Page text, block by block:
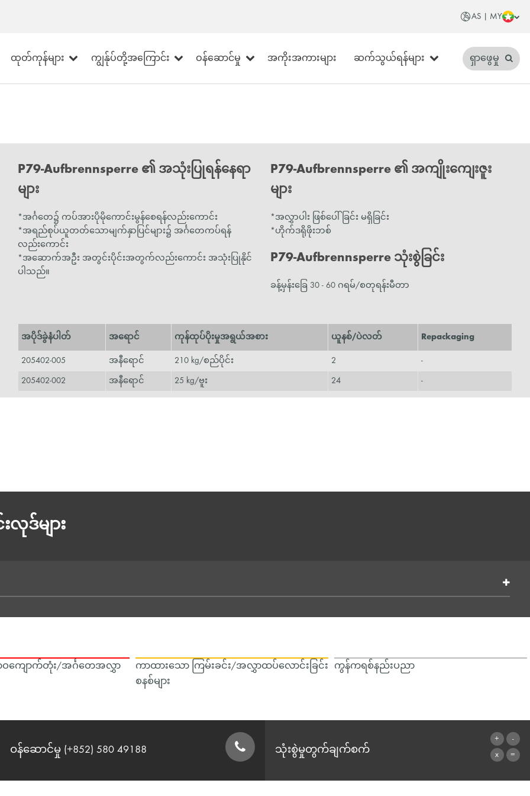
AS | MY
ထုတ်ကုန်များ ကျွန်ုပ်တို့အကြောင်း ဝန်ဆောင်မှု အကိုးအကားများ ဆက်သွယ်ရန်များ ရှာဖွေမှု
P79-Aufbrennsperre ၏ အသုံးပြုရန်နေရာ
များ
*အင်္ဂတေ၌ ကပ်အားပိုမိုကောင်းမွန်စေရန်လည်းကောင်း
*အရည်စုပ်ယူတတ်သောမျက်နှာပြင်များ၌ အင်္ဂတေကပ်ရန်
လည်းကောင်း
*အဆောက်အဦး အတွင်းပိုင်းအတွက်လည်းကောင်း အသုံးပြုနိုင်
ပါသည်။
P79-Aufbrennsperre ၏ အကျိုးကျေးဇူး
များ
*အလွှာပါး ဖြစ်ပေါ်ခြင်း မရှိခြင်း
*ဟိုက်ဒရိုဖိုးဘစ်
P79-Aufbrennsperre သုံးစွဲခြင်း
ခန့်မှန်းခြေ 30 - 60 ဂရမ်/စတုရန်းမီတာ
အပိုဒ်ခွဲနံပါတ် အရောင် ကုန်ထုပ်ပိုးမှုအရွယ်အစား ယူနစ်/ပဲလတ် Repackaging
205402-005 အနီရောင် 210 kg/စည်ပိုင်း 2 -
205402-002 အနီရောင် 25 kg/ဗူး 24 -
လုဒ်များ
ဝကျောက်တုံး/အင်္ဂတေအလွှာ
ကာထားသော ကြမ်းခင်း/အလွှာထပ်လောင်းခြင်း
စနစ်များ
ကွန်ကရစ်နည်းပညာ
ဝန်ဆောင်မှု (+852) 580 49188 သုံးစွဲမှုတွက်ချက်စက်